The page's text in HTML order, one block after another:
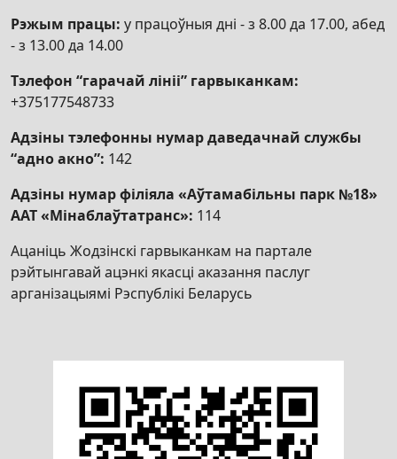
Рэжым працы: у працоўныя дні - з 8.00 да 17.00, абед
- з 13.00 да 14.00
Тэлефон “гарачай лініі” гарвыканкам:
+375177548733
Адзіны тэлефонны нумар даведачнай службы
“адно акно”: 142
Адзіны нумар філіяла «Аўтамабільны парк №18»
ААТ «Мінаблаўтатранс»: 114
Ацаніць Жодзінскі гарвыканкам на партале
рэйтынгавай ацэнкі якасці аказання паслуг
арганізацыямі Рэспублікі Беларусь